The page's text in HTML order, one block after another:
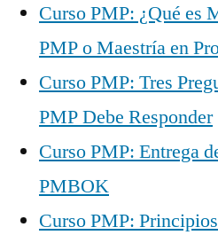
Curso PMP: ¿Qué es
PMP o Maestría en
Curso PMP: Tres
PMP Debe Responder
Curso PMP: Entrega
PMBOK
Curso PMP: